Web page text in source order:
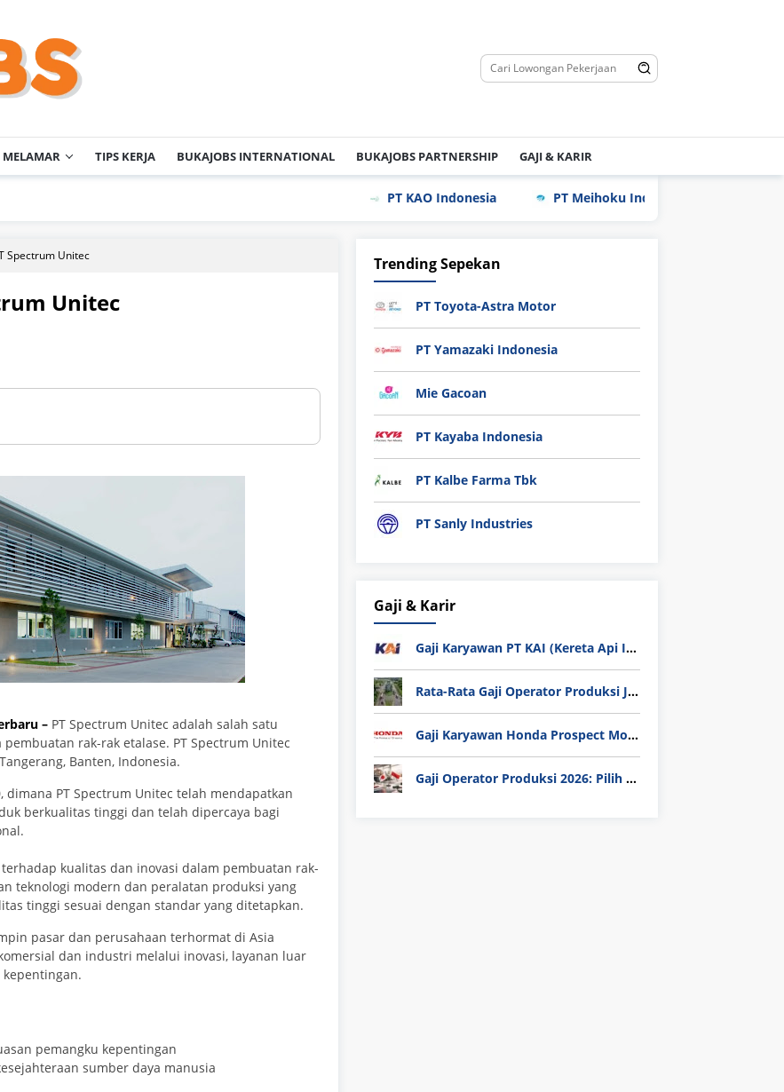
MELAMAR TIPS KERJA BUKAJOBS INTERNATIONAL BUKAJOBS PARTNERSHIP GAJI & KARIR
PT KAO Indonesia PT Meihoku Industry Indonesia
Spectrum Unitec
Unitec
– PT Spectrum Unitec adalah salah satu
rak-rak etalase. PT Spectrum Unitec
Banten, Indonesia.
PT Spectrum Unitec telah mendapatkan
berkualitas tinggi dan telah dipercaya bagi
kualitas dan inovasi dalam pembuatan rak-
teknologi modern dan peralatan produksi yang
tinggi sesuai dengan standar yang ditetapkan.
pasar dan perusahaan terhormat di Asia
dan industri melalui inovasi, layanan luar
pemangku kepentingan
sumber daya manusia
Trending Sepekan
PT Toyota-Astra Motor
PT Yamazaki Indonesia
Mie Gacoan
PT Kayaba Indonesia
PT Kalbe Farma Tbk
PT Sanly Industries
Gaji & Karir
Gaji Karyawan PT KAI (Kereta Api Indonesia) Update 2025
Rata-Rata Gaji Operator Produksi Jabodetabek 2025: Bedah Tuntas UMK, Lemburan, dan Realita Hidup Buruh
Gaji Karyawan Honda Prospect Motor Semua Divisi
Gaji Operator Produksi 2026: Pilih PT Astra Honda Motor (AHM) atau Manufaktur di Jepang?